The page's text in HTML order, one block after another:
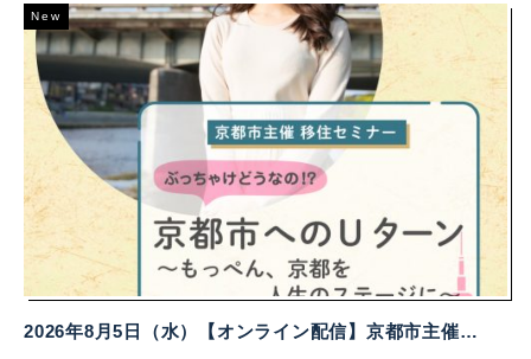
New
2026年8月5日（水）【オンライン配信】京都市主催移住セミナー